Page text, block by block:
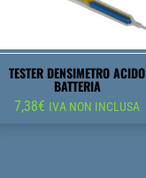
TESTER DENSIMETRO ACIDO
BATTERIA
7,38€ IVA NON INCLUSA